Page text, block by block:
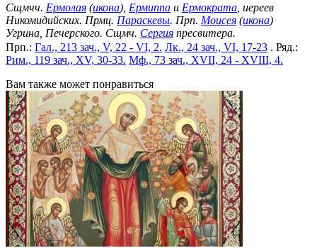
Сщмчч. Ермолая (икона), Ермиппа и Ермократа , иереев
Никомидийских. Прмц. Параскевы. Прп. Моисея (икона)
Угрина, Печерского. Сщмч. Сергия пресвитера.
Прп.: Гал., 213 зач., V, 22 - VI, 2. Лк., 24 зач., VI, 17-23 . Ряд.:
Рим., 119 зач., XV, 30-33. Мф., 73 зач., XVII, 24 - XVIII, 4.
Вам также может понравиться